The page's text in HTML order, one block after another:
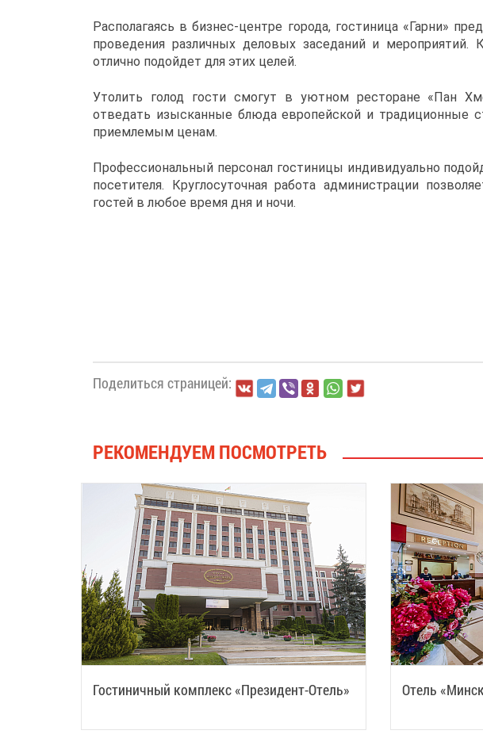
Располагаясь в бизнес-центре города, гостиница «Гарни»
проведения различных деловых заседаний и мероприятий.
отлично подойдет для этих целей.
Утолить голод гости смогут в уютном ресторане «Пан
отведать изысканные блюда европейской и традиционные
приемлемым ценам.
Профессиональный персонал гостиницы индивидуально
посетителя. Круглосуточная работа администрации
гостей в любое время дня и ночи.
Поделиться страницей:
РЕКОМЕНДУЕМ ПОСМОТРЕТЬ
Гостиничный комплекс «Президент-Отель» Отель